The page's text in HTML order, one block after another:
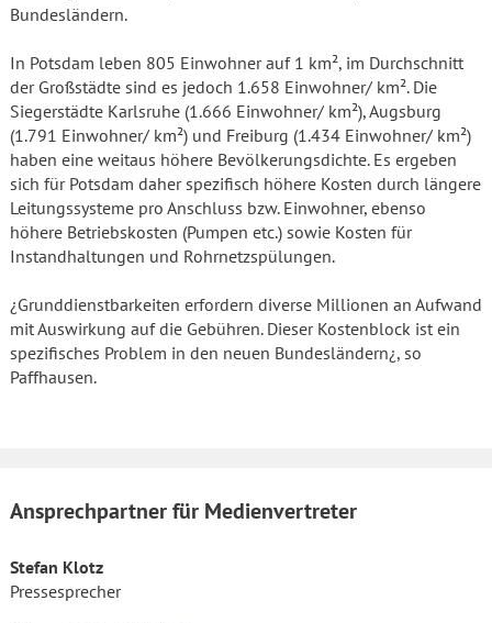
Bundesländern.
In Potsdam leben 805 Einwohner auf 1 km², im Durchschnitt
der Großstädte sind es jedoch 1.658 Einwohner/ km². Die
Siegerstädte Karlsruhe (1.666 Einwohner/ km²), Augsburg
(1.791 Einwohner/ km²) und Freiburg (1.434 Einwohner/ km²)
haben eine weitaus höhere Bevölkerungsdichte. Es ergeben
sich für Potsdam daher spezifisch höhere Kosten durch längere
Leitungssysteme pro Anschluss bzw. Einwohner, ebenso
höhere Betriebskosten (Pumpen etc.) sowie Kosten für
Instandhaltungen und Rohrnetzspülungen.
¿Grunddienstbarkeiten erfordern diverse Millionen an Aufwand
mit Auswirkung auf die Gebühren. Dieser Kostenblock ist ein
spezifisches Problem in den neuen Bundesländern¿, so
Paffhausen.
Ansprechpartner für Medienvertreter
Stefan Klotz
Pressesprecher